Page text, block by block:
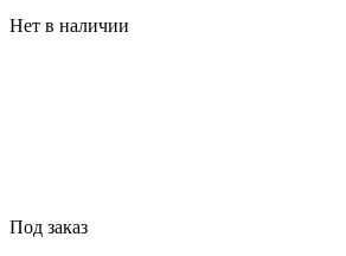
Нет в наличии
Под заказ